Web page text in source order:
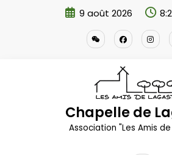
9 août 2026
Chapelle de
Association "Les Amis